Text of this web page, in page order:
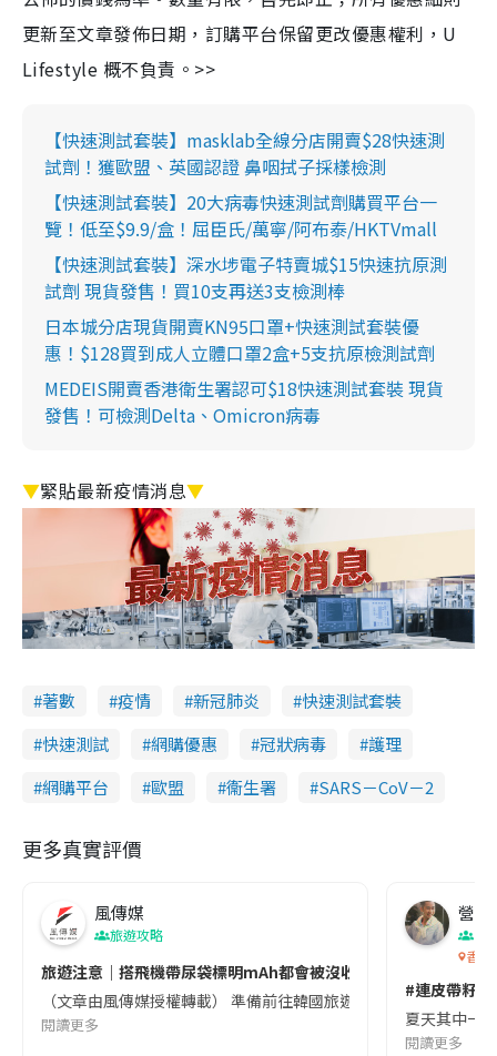
更新至文章發佈日期，訂購平台保留更改優惠權利，U
Lifestyle 概不負責。>>
【快速測試套裝】masklab全線分店開賣$28快速測
試劑！獲歐盟、英國認證 鼻咽拭子採樣檢測
【快速測試套裝】20大病毒快速測試劑購買平台一
覽！低至$9.9/盒！屈臣氏/萬寧/阿布泰/HKTVmall
【快速測試套裝】深水埗電子特賣城$15快速抗原測
試劑 現貨發售！買10支再送3支檢測棒
日本城分店現貨開賣KN95口罩+快速測試套裝優
惠！$128買到成人立體口罩2盒+5支抗原檢測試劑
MEDEIS開賣香港衛生署認可$18快速測試套裝 現貨
發售！可檢測Delta、Omicron病毒
▼緊貼最新疫情消息▼
著數 疫情 新冠肺炎
快速測試套裝
快速測試
網購優惠 冠狀病毒
護理
網購平台
歐盟 衞生署 SARS－CoV－2
更多真實評價
風傳媒
旅遊攻略
旅遊注意｜搭飛機帶尿袋標明mAh都會被沒收😱出發前切記檢查
（文章由風傳媒授權轉載） 準備前往韓國旅遊的民眾，近期要
閱讀更多
營養
香港
#連皮帶籽
夏天其中一
閱讀更多